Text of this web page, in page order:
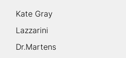
Kate Gray
Lazzarini
Dr.Martens